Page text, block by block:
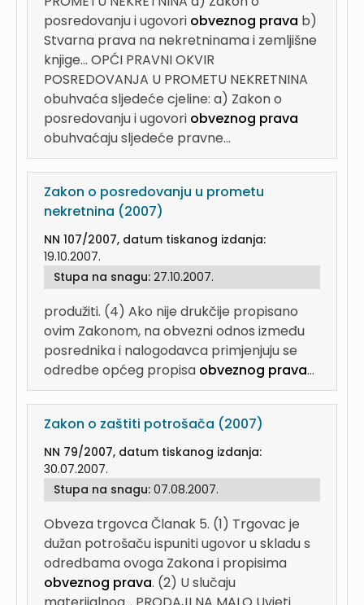
posredovanju i ugovori obveznog prava b)
Stvarna prava na nekretninama i zemljišne
knjige... OPĆI PRAVNI OKVIR
POSREDOVANJA U PROMETU NEKRETNINA
obuhvaća sljedeće cjeline: a) Zakon o
posredovanju i ugovori obveznog prava
obuhvaćaju sljedeće pravne...
Zakon o posredovanju u prometu
nekretnina (2007)
NN 107/2007, datum tiskanog izdanja:
19.10.2007.
Stupa na snagu: 27.10.2007.
produžiti. (4) Ako nije drukčije propisano
ovim Zakonom, na obvezni odnos između
posrednika i nalogodavca primjenjuju se
odredbe općeg propisa obveznog prava...
Zakon o zaštiti potrošača (2007)
NN 79/2007, datum tiskanog izdanja:
30.07.2007.
Stupa na snagu: 07.08.2007.
Obveza trgovca Članak 5. (1) Trgovac je
dužan potrošaču ispuniti ugovor u skladu s
odredbama ovoga Zakona i propisima
obveznog prava. (2) U slučaju